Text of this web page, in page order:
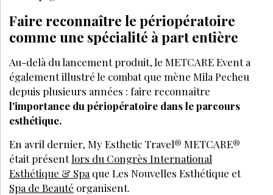
Faire reconnaître le périopératoire
comme une spécialité à part entière
Au-delà du lancement produit, le METCARE Event a
également illustré le combat que mène Mila Pecheu
depuis plusieurs années : faire reconnaître
l'importance du périopératoire dans le parcours
esthétique.
En avril dernier, My Esthetic Travel® METCARE®
était présentlors du Congrès International
Esthétique & Spa que Les Nouvelles Esthétique et
Spa de Beauté organisent.